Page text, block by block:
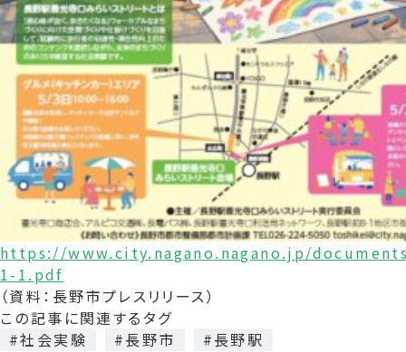
https://www.city.nagano.nagano.jp/
1-1.pdf
（資料：長野市プレスリリース）
この記事に関連するタグ
#社会実験
#長野市
#長野駅